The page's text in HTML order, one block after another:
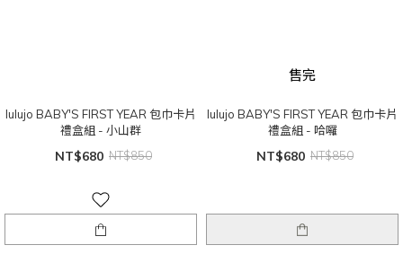
lulujo BABY'S FIRST YEAR 包巾卡片
禮盒組 - 小山群
NT$680 NT$850
售完
lulujo BABY'S FIRST YEAR 包巾卡片
禮盒組 - 哈囉
NT$680 NT$850